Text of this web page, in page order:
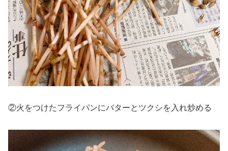
②火をつけたフライパンにバターとツクシを入れ炒める